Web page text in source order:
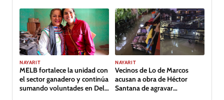
NAYARIT
MELB fortalece la unidad con
el sector ganadero y continúa
sumando voluntades en Del
NAYARIT
Vecinos de Lo de Marcos
acusan a obra de Héctor
Santana de agravar